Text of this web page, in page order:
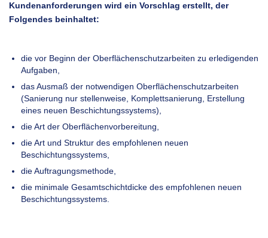
Kundenanforderungen wird ein Vorschlag erstellt, der
Folgendes beinhaltet:
die vor Beginn der Oberflächenschutzarbeiten zu erledigenden
Aufgaben,
das Ausmaß der notwendigen Oberflächenschutzarbeiten
(Sanierung nur stellenweise, Komplettsanierung, Erstellung
eines neuen Beschichtungssystems),
die Art der Oberflächenvorbereitung,
die Art und Struktur des empfohlenen neuen
Beschichtungssystems,
die Auftragungsmethode,
die minimale Gesamtschichtdicke des empfohlenen neuen
Beschichtungssystems.